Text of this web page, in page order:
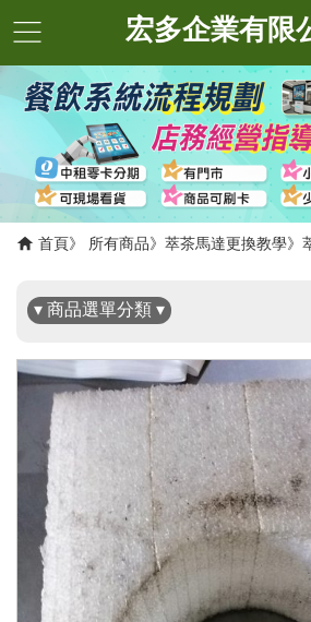
宏多企業有限
首頁 所有商品 萃茶馬達更換教學
▾ 商品選單分類 ▾